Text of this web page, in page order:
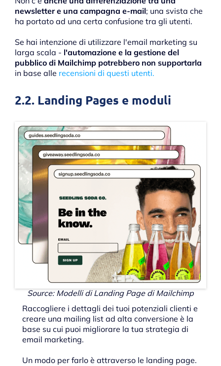
newsletter e una campagna e-mail; una svista che
ha portato ad una certa confusione tra gli utenti.
Se hai intenzione di utilizzare l'email marketing su
larga scala - l'automazione e la gestione del
pubblico di Mailchimp potrebbero non supportarla
in base alle recensioni di questi utenti.
2.2. Landing Pages e moduli
Source: Modelli di Landing Page di Mailchimp
Raccogliere i dettagli dei tuoi potenziali clienti e
creare una mailing list ad alta conversione è la
base su cui puoi migliorare la tua strategia di
email marketing.
Un modo per farlo è attraverso le landing page.